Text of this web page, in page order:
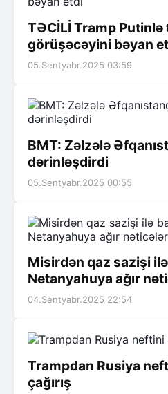
TƏCİLİ Tramp Putinlə
görüşəcəyini bəyan
05.Sentyabr.2025 03:59
BMT: Zəlzələ
dərinləşdirdi
05.Sentyabr.2025 00:55
Misirdən qaz sazişi ilə
Netanyahuya ağır
04.Sentyabr.2025 22:54
Trampdan Rusiya
çağırış